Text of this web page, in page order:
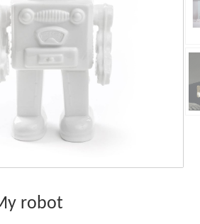
robot